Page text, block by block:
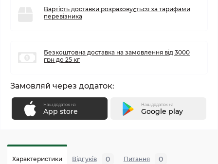
Вартість доставки розраховується за тарифами
перевізника
Безкоштовна доставка на замовлення від 3000
грн до 25 кг
Замовляй через додаток:
Наш додаток на
App store
Наш додаток на
Google play
Характеристики Відгуків 0 Питання 0